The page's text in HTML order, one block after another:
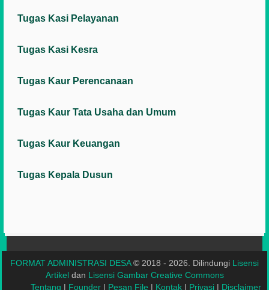
Tugas Kasi Pelayanan
Tugas Kasi Kesra
Tugas Kaur Perencanaan
Tugas Kaur Tata Usaha dan Umum
Tugas Kaur Keuangan
Tugas Kepala Dusun
FORMAT ADMINISTRASI DESA© 2018 - 2026. Dilindungi Lisensi
Artikeldan Lisensi Gambar Creative Commons
Tentang | Founder | Pesan File | Kontak | Privasi | Disclaimer